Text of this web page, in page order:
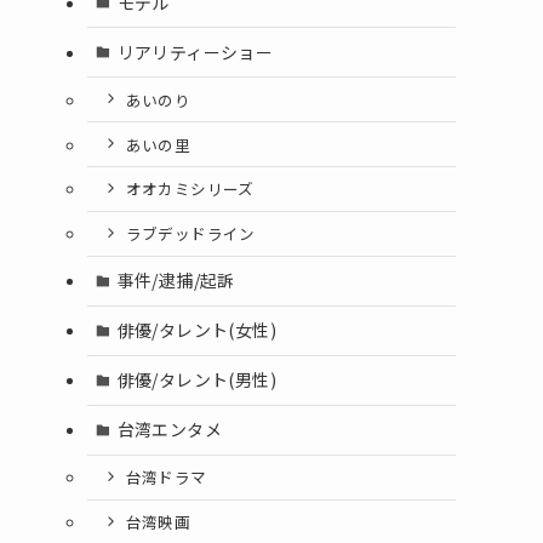
リアリティーショー
あいのり
あいの里
オオカミシリーズ
ラブデッドライン
事件/逮捕/起訴
俳優/タレント(女性)
俳優/タレント(男性)
台湾エンタメ
台湾ドラマ
台湾映画